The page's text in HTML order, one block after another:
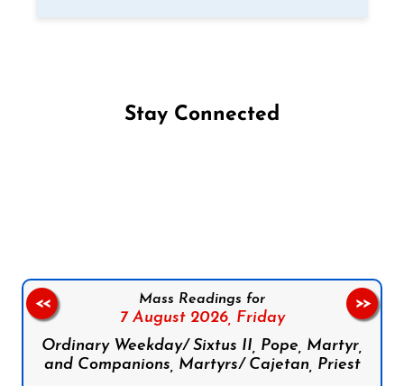
Stay Connected
Mass Readings for
7 August 2026, Friday
Ordinary Weekday/ Sixtus II, Pope, Martyr,
and Companions, Martyrs/ Cajetan, Priest
<< >>